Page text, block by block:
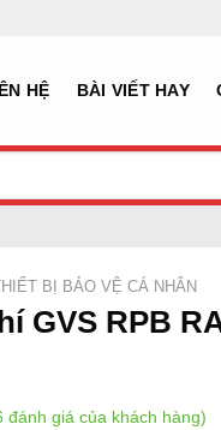
HỆ BÀI VIẾT HAY
BỊ BẢO VỆ CÁ NHÂN
GVS RPB
đánh giá của khách hàng)